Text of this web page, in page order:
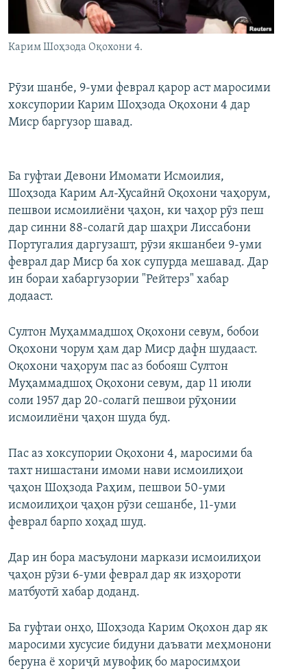
ГУЗОРИШҲОИ РАДИОӢ
Русский
Карим Шоҳзода Оқохони 4.
Рӯзи шанбе, 9-уми феврал қарор аст маросими
хоксупории Карим Шоҳзода Оқохони 4 дар
Миср баргузор шавад.
Ба гуфтаи Девони Имомати Исмоилия,
Шоҳзода Карим Ал-Ҳусайнӣ Оқохони чаҳорум,
пешвои исмоилиёни ҷаҳон, ки чаҳор рӯз пеш
дар синни 88-солагӣ дар шаҳри Лиссабони
Португалия даргузашт, рӯзи якшанбеи 9-уми
феврал дар Миср ба хок супурда мешавад. Дар
ин бораи хабаргузории "Рейтерз" хабар
додааст.
Султон Муҳаммадшоҳ Оқохони севум, бобои
Оқохони чорум ҳам дар Миср дафн шудааст.
Оқохони чаҳорум пас аз бобояш Султон
Муҳаммадшоҳ Оқохони севум, дар 11 июли
соли 1957 дар 20-солагӣ пешвои рӯҳонии
исмоилиёни ҷаҳон шуда буд.
Пас аз хоксупории Оқохони 4, маросими ба
тахт нишастани имоми нави исмоилиҳои
ҷаҳон Шоҳзода Раҳим, пешвои 50-уми
исмоилиҳои ҷаҳон рӯзи сешанбе, 11-уми
феврал барпо хоҳад шуд.
Дар ин бора масъулони маркази исмоилиҳои
ҷаҳон рӯзи 6-уми феврал дар як изҳороти
матбуотӣ хабар доданд.
Ба гуфтаи онҳо, Шоҳзода Карим Оқохон дар як
маросими хусусие бидуни даъвати меҳмонони
беруна ё хориҷӣ мувофиқ бо маросимҳои